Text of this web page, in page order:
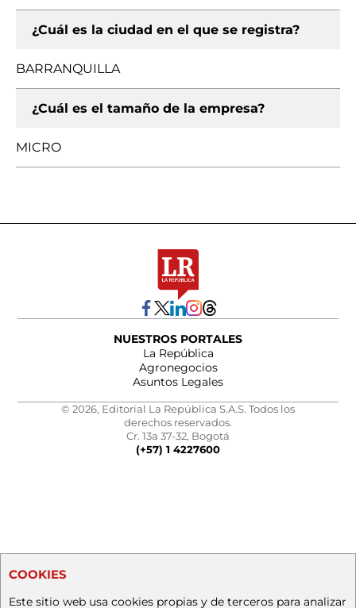
¿Cuál es la ciudad en el que se registra?
BARRANQUILLA
¿Cuál es el tamaño de la empresa?
MICRO
NUESTROS PORTALES
La República
Agronegocios
Asuntos Legales
© 2026, Editorial La República S.A.S. Todos los
derechos reservados.
Cr. 13a 37-32, Bogotá
(+57) 1 4227600
COOKIES
Este sitio web usa cookies propias y de terceros para analizar